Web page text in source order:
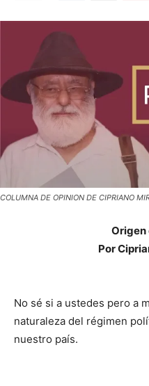
COLUMNA DE OPINION DE CIPRIANO
Origen
Por
No sé si a ustedes pero a
naturaleza del régimen
nuestro país.